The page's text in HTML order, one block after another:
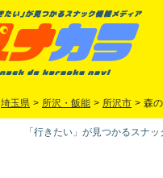
埼玉県 > 所沢・飯能 > 所沢市 > 森
「行きたい」が見つかるスナ